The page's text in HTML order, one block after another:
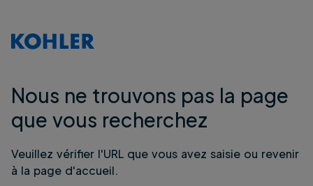
Nous ne trouvons pas la page
que vous recherchez
Veuillez vérifier l'URL que vous avez saisie ou revenir
à la page d'accueil.